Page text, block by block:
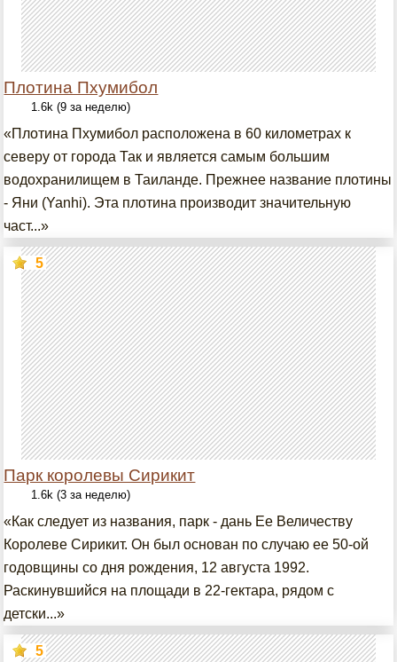
Плотина Пхумибол
1.6k (9 за неделю)
«Плотина Пхумибол расположена в 60 километрах к
северу от города Так и является самым большим
водохранилищем в Таиланде. Прежнее название плотины
- Яни (Yanhi). Эта плотина производит значительную
част...»
Парк королевы Сирикит
5
1.6k (3 за неделю)
«Как следует из названия, парк - дань Ее Величеству
Королеве Сирикит. Он был основан по случаю ее 50-ой
годовщины со дня рождения, 12 августа 1992.
Раскинувшийся на площади в 22-гектара, рядом с
детски...»
5